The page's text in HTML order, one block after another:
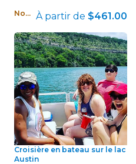
Nouveau ! À partir de $461.00
Croisière en bateau sur le lac
Austin